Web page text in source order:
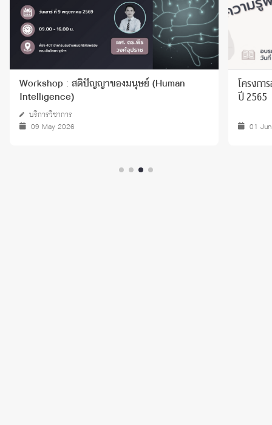
Workshop : สติปัญญาของมนุษย์ (Human
Intelligence)
บริการวิชาการ
09 May 2026
โครงกา
ปี 2565
01